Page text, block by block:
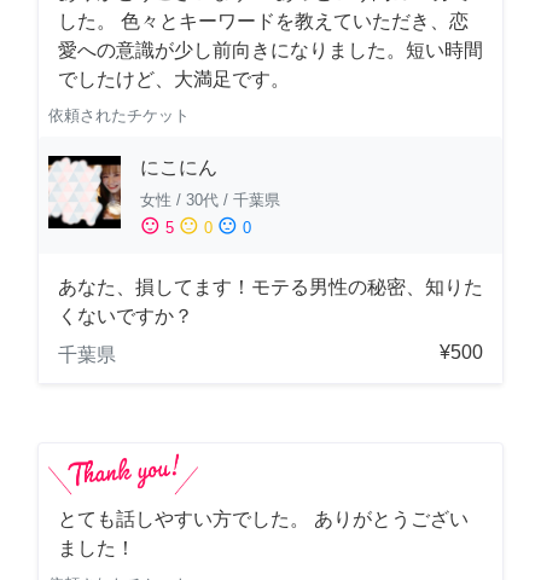
した。 色々とキーワードを教えていただき、恋
愛への意識が少し前向きになりました。短い時間
でしたけど、大満足です。
依頼されたチケット
にこにん
女性 / 30代 / 千葉県
sentiment_satisfied 5 sentiment_neutral 0 sentiment_dissatisfied 0
あなた、損してます！モテる男性の秘密、知りた
くないですか？
千葉県
¥500
とても話しやすい方でした。 ありがとうござい
ました！